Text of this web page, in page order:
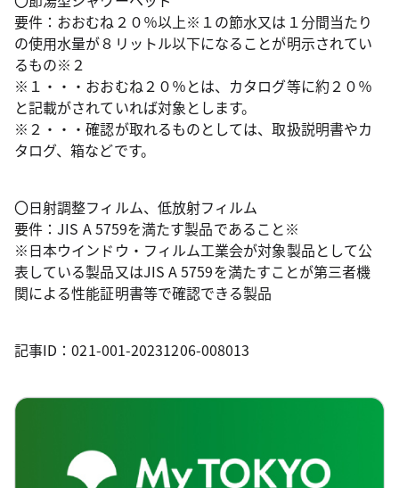
要件：おおむね２０％以上※１の節水又は１分間当たり
の使用水量が８リットル以下になることが明示されてい
るもの※２
※１・・・おおむね２０％とは、カタログ等に約２０％
と記載がされていれば対象とします。
※２・・・確認が取れるものとしては、取扱説明書やカ
タログ、箱などです。
〇日射調整フィルム、低放射フィルム
要件：JIS A 5759を満たす製品であること※
※日本ウインドウ・フィルム工業会が対象製品として公
表している製品又はJIS A 5759を満たすことが第三者機
関による性能証明書等で確認できる製品
記事ID：021-001-20231206-008013